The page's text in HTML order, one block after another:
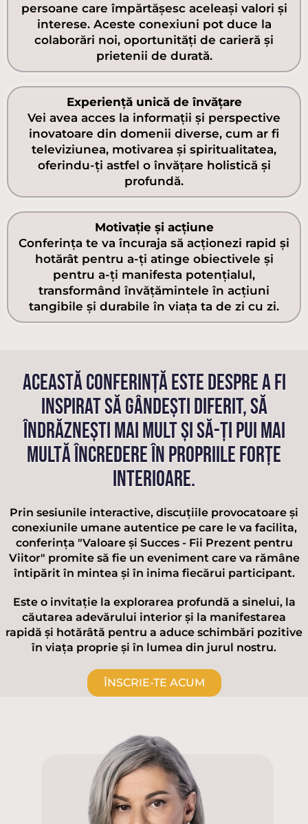
persoane care împărtășesc aceleași valori și
interese. Aceste conexiuni pot duce la
colaborări noi, oportunități de carieră și
prietenii de durată.
Experiență unică de învățare
Vei avea acces la informații și perspective
inovatoare din domenii diverse, cum ar fi
televiziunea, motivarea și spiritualitatea,
oferindu-ți astfel o învățare holistică și
profundă.
Motivație și acțiune
Conferința te va încuraja să acționezi rapid și
hotărât pentru a-ți atinge obiectivele și
pentru a-ți manifesta potențialul,
transformând învățămintele în acțiuni
tangibile și durabile în viața ta de zi cu zi.
ACEASTĂ CONFERINȚĂ ESTE DESPRE A FI
INSPIRAT SĂ GÂNDEȘTI DIFERIT, SĂ
ÎNDRĂZNEȘTI MAI MULT ȘI SĂ-ȚI PUI MAI
MULTĂ ÎNCREDERE ÎN PROPRIILE FORȚE
INTERIOARE.
Prin sesiunile interactive, discuțiile provocatoare și
conexiunile umane autentice pe care le va facilita,
conferința "Valoare și Succes - Fii Prezent pentru
Viitor" promite să fie un eveniment care va rămâne
întipărit în mintea și în inima fiecărui participant.
Este o invitație la explorarea profundă a sinelui, la
căutarea adevărului interior și la manifestarea
rapidă și hotărâtă pentru a aduce schimbări pozitive
în viața proprie și în lumea din jurul nostru.
ÎNSCRIE-TE ACUM